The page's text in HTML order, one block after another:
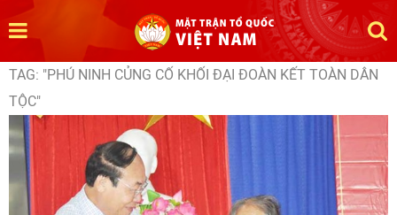
TAG: "PHÚ NINH CỦNG CỐ KHỐI ĐẠI ĐOÀN KẾT TOÀN DÂN
TỘC"